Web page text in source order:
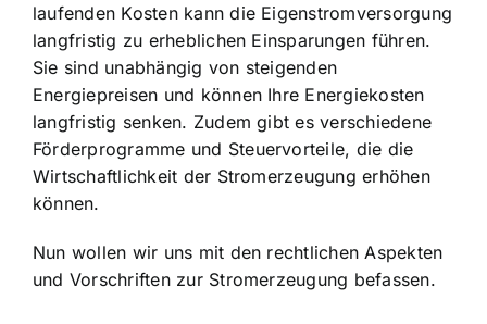
laufenden Kosten kann die Eigenstromversorgung
langfristig zu erheblichen Einsparungen führen.
Sie sind unabhängig von steigenden
Energiepreisen und können Ihre Energiekosten
langfristig senken. Zudem gibt es verschiedene
Förderprogramme und Steuervorteile, die die
Wirtschaftlichkeit der Stromerzeugung erhöhen
können.
Nun wollen wir uns mit den rechtlichen Aspekten
und Vorschriften zur Stromerzeugung befassen.